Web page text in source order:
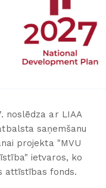
noslēdza ar LIAA
saņemšanu
projekta "MVU
ietvaros, ko
attīstības fonds.